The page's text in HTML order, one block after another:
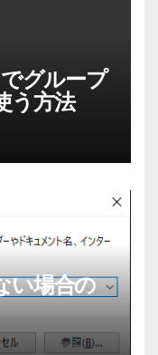
グループ
う方法
い場合の